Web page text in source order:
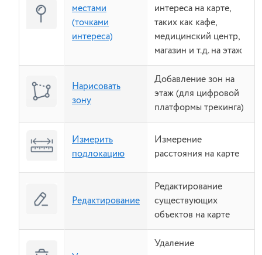
местами
(точками
интереса)
интереса на карте,
таких как кафе,
медицинский центр,
магазин и т.д. на этаж
Нарисовать
зону
Добавление зон на
этаж (для цифровой
платформы трекинга)
Измерить
подлокацию
Измерение
расстояния на карте
Редактирование
Редактирование
существующих
объектов на карте
Удаление